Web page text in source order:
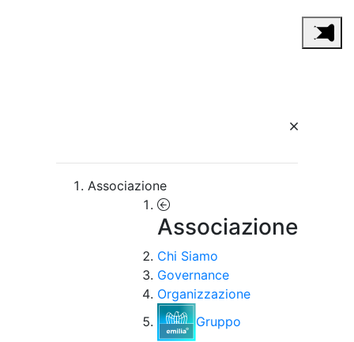
Associazione
Associazione
Chi Siamo
Governance
Organizzazione
Gruppo